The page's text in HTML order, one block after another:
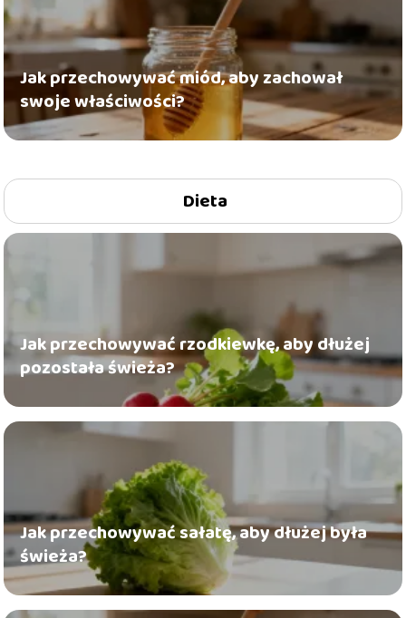
Jak przechowywać miód, aby zachował
swoje właściwości?
Dieta
Jak przechowywać rzodkiewkę, aby dłużej
pozostała świeża?
Jak przechowywać sałatę, aby dłużej była
świeża?